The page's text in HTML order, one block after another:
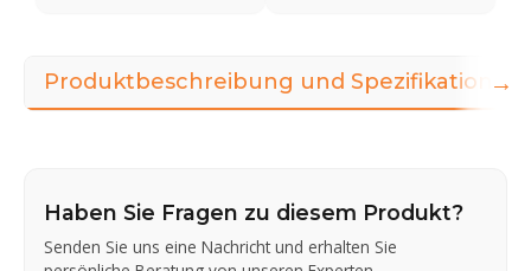
Produktbeschreibung und Spezifikationen
Haben Sie Fragen zu diesem Produkt?
Senden Sie uns eine Nachricht und erhalten Sie
→